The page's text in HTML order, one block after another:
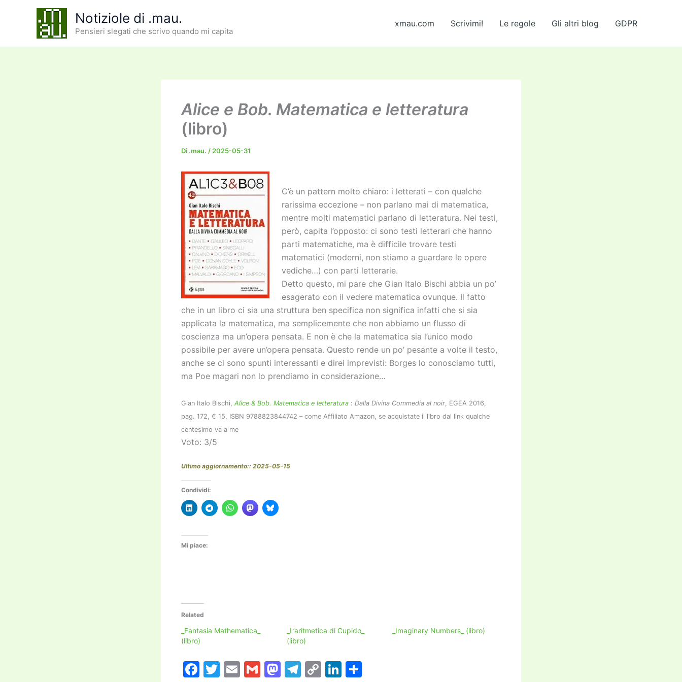
Notiziole di .mau.
Pensieri slegati che scrivo quando mi capita
xmau.com Scrivimi! Le regole Gli altri blog GDPR
Alice e Bob. Matematica e letteratura
(libro)
Di .mau. / 2025-05-31
C’è un pattern molto chiaro: i letterati – con qualche
rarissima eccezione – non parlano mai di matematica,
mentre molti matematici parlano di letteratura. Nei testi,
però, capita l’opposto: ci sono testi letterari che hanno
parti matematiche, ma è difficile trovare testi
matematici (moderni, non stiamo a guardare le opere
vediche…) con parti letterarie.
Detto questo, mi pare che Gian Italo Bischi abbia un po’
esagerato con il vedere matematica ovunque. Il fatto
che in un libro ci sia una struttura ben specifica non significa infatti che si sia
applicata la matematica, ma semplicemente che non abbiamo un flusso di
coscienza ma un’opera pensata. E non è che la matematica sia l’unico modo
possibile per avere un’opera pensata. Questo rende un po’ pesante a volte il testo,
anche se ci sono spunti interessanti e direi imprevisti: Borges lo conosciamo tutti,
ma Poe magari non lo prendiamo in considerazione…
Gian Italo Bischi, Alice & Bob. Matematica e letteratura : Dalla Divina Commedia al noir , EGEA 2016,
pag. 172, € 15, ISBN 9788823844742 – come Affiliato Amazon, se acquistate il libro dal link qualche
centesimo va a me
Voto: 3/5
Ultimo aggiornamento:: 2025-05-15
Condividi:
Mi piace:
Related
_Fantasia Mathematica_
(libro)
_L’aritmetica di Cupido_
(libro)
_Imaginary Numbers_ (libro)
F
T
E
G
M T
C
Li